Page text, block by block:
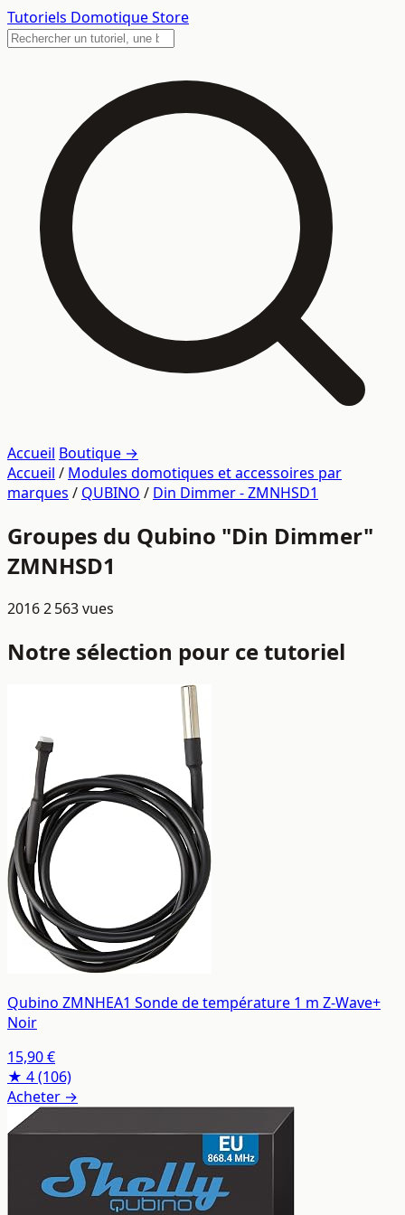
Tutoriels Domotique Store
Accueil Boutique →
Accueil / Modules domotiques et accessoires par
marques / QUBINO / Din Dimmer - ZMNHSD1
Groupes du Qubino "Din Dimmer"
ZMNHSD1
20162 563 vues
Notre sélection pour ce tutoriel
Qubino ZMNHEA1 Sonde de température 1 m Z-Wave+
Noir
15,90 €
★ 4(106)
Acheter →